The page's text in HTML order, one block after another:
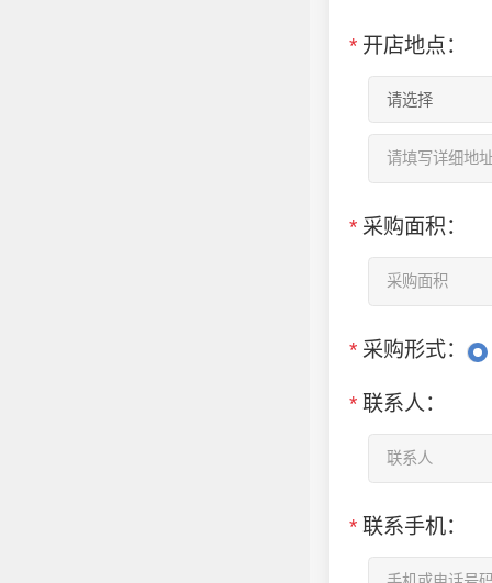
* 开店地点：
* 采购面积：
* 采购形式：
* 联系人：
* 联系手机：